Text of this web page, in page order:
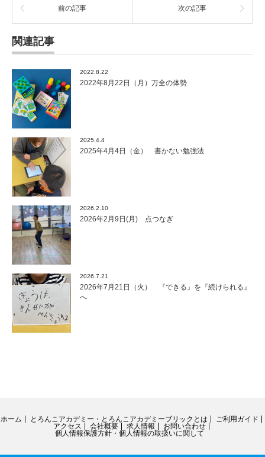
前の記事 次の記事
関連記事
2022.8.22
2022年8月22日（月）万全の体勢
2025.4.4
2025年4月4日（金） 書かない勉強法
2026.2.10
2026年2月9日(月) 点つなぎ
2026.7.21
2026年7月21日（火） 『できる』を『続けられる』
へ
ホーム とろんこアカデミー・とろんこアカデミーブリックとは
ご利用ガイド
アクセス
会社概要 求人情報
お問い合わせ
個人情報保護方針・個人情報の取扱いに関して